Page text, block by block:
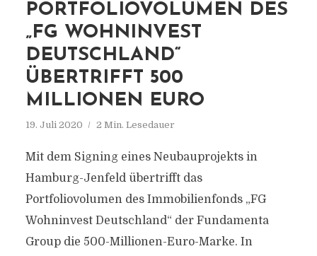
PORTFOLIOVOLUMEN DES
„FG WOHNINVEST
DEUTSCHLAND“
ÜBERTRIFFT 500
MILLIONEN EURO
19. Juli 2020 2 Min. Lesedauer
Mit dem Signing eines Neubauprojekts in
Hamburg-Jenfeld übertrifft das
Portfoliovolumen des Immobilienfonds „FG
Wohninvest Deutschland“ der Fundamenta
Group die 500-Millionen-Euro-Marke. In